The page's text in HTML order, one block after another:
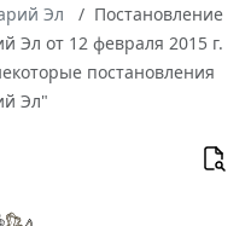
Эл
Постановление
Эл от 12 февраля 2015 г.
постановления
Эл"